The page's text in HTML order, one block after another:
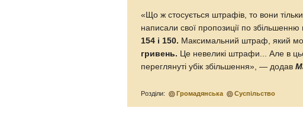
«Що ж стосується штрафів, то вони
написали свої пропозиції по збільшенню
154 і 150. Максимальний штраф, який
гривень. Це невеликі штрафи... Але в
переглянуті убік збільшення», — додав
Розділи: Громадянська Суспільство